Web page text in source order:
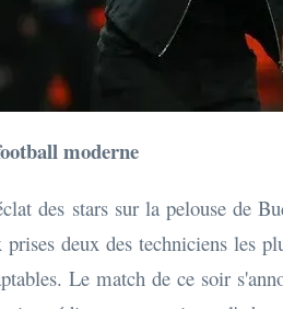
moderne
des stars sur la pelouse de
deux des techniciens les
Le match de ce soir